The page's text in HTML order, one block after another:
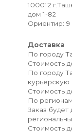
100012
дом 1-82
Ориентир: 9
Доставка
По городу
Стоимость
По городу
курьерскую
Стоимость
По
Заказ
Стоимость